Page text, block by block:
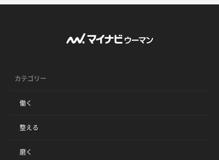
カテゴリー
働く
整える
磨く